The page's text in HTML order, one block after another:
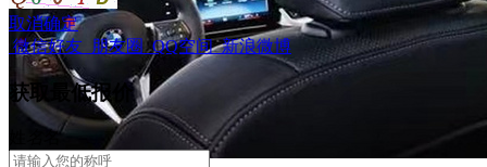
取消确定
微信好友 朋友圈 QQ空间 新浪微博
获取最低报价
名